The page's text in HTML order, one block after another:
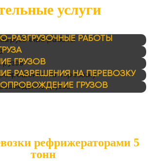
услуги
РАЗГРУЗОЧНЫЕ РАБОТЫ
ГРУЗОВ
РАЗРЕШЕНИЯ НА ПЕРЕВОЗКУ
ГРУЗОВ
рефрижераторами 5
тонн